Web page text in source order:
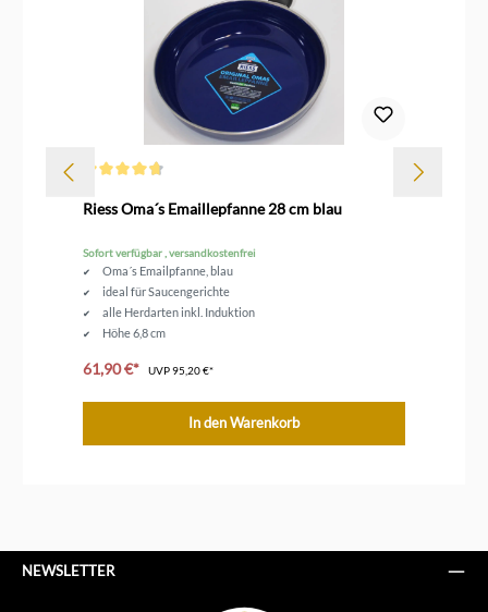
Riess Oma´s Emaillepfanne 28 cm blau
Sofort verfügbar , versandkostenfrei
Oma´s Emailpfanne, blau
ideal für Saucengerichte
alle Herdarten inkl. Induktion
Höhe 6,8 cm
61,90 €* UVP95,20 €*
In den Warenkorb
NEWSLETTER